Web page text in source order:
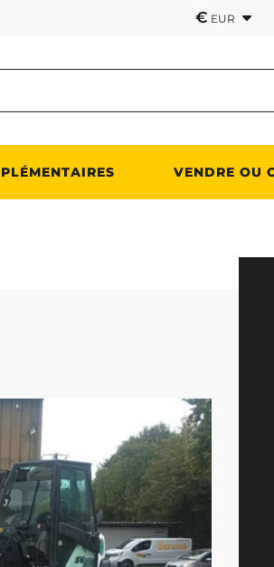
€ EUR
VENDRE OU